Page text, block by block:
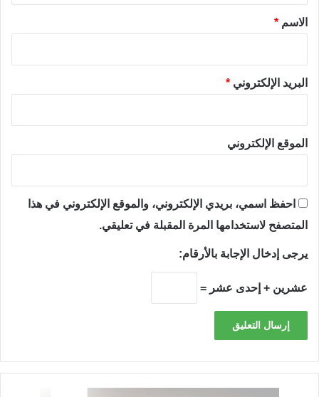
*الاسم *
البريد الإلكتروني *
الموقع الإلكتروني
احفظ اسمي، بريدي الإلكتروني، والموقع الإلكتروني في هذا
المتصفح لاستخدامها المرة المقبلة في تعليقي.
يرجى إدخال الإجابة بالأرقام:
عشرين + إحدى عشر =